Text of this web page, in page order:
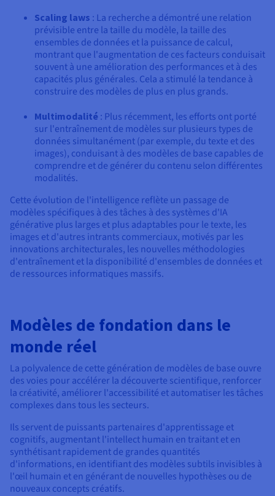
Scaling laws : La recherche a démontré une relation
prévisible entre la taille du modèle, la taille des
ensembles de données et la puissance de calcul,
montrant que l'augmentation de ces facteurs conduisait
souvent à une amélioration des performances et à des
capacités plus générales. Cela a stimulé la tendance à
construire des modèles de plus en plus grands.
Multimodalité : Plus récemment, les efforts ont porté
sur l'entraînement de modèles sur plusieurs types de
données simultanément (par exemple, du texte et des
images), conduisant à des modèles de base capables de
comprendre et de générer du contenu selon différentes
modalités.
Cette évolution de l'intelligence reflète un passage de
modèles spécifiques à des tâches à des systèmes d'IA
générative plus larges et plus adaptables pour le texte, les
images et d'autres intrants commerciaux, motivés par les
innovations architecturales, les nouvelles méthodologies
d'entraînement et la disponibilité d'ensembles de données et
de ressources informatiques massifs.
Modèles de fondation dans le
monde réel
La polyvalence de cette génération de modèles de base ouvre
des voies pour accélérer la découverte scientifique, renforcer
la créativité, améliorer l'accessibilité et automatiser les tâches
complexes dans tous les secteurs.
Ils servent de puissants partenaires d'apprentissage et
cognitifs, augmentant l'intellect humain en traitant et en
synthétisant rapidement de grandes quantités
d'informations, en identifiant des modèles subtils invisibles à
l'œil humain et en générant de nouvelles hypothèses ou de
nouveaux concepts créatifs.